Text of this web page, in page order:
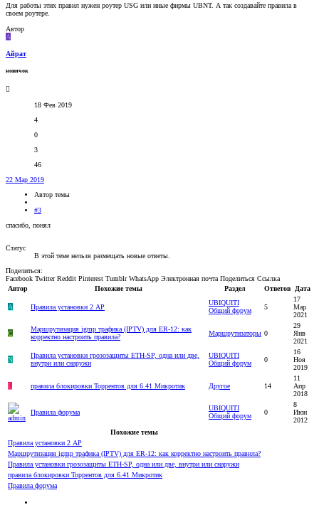
Для работы этих правил нужен роутер USG или иные фирмы UBNT. А так создавайте правила в
своем роутере.
Автор
А
Айрат
новичок
18 Фев 2019
4
0
3
46
22 Мар 2019
Автор темы
#3
спасибо, понял
Статус
В этой теме нельзя размещать новые ответы.
Поделиться:
Facebook Twitter Reddit Pinterest Tumblr WhatsApp Электронная почта Поделиться Ссылка
Автор
Похожие темы Раздел Ответов Дата
A Правила установки 2 AP
UBIQUITI
Общий форум
5
17
Мар
2021
C
Маршрутизация igmp трафика (IPTV) для ER-12: как
корректно настроить правила?
Маршрутизаторы 0
29
Янв
2021
N
Правила установки грозозащиты ETH-SP, одна или две,
внутри или снаружи
UBIQUITI
Общий форум
0
16
Ноя
2019
L правила блокировки Торрентов для 6.41 Микротик Другое 14
11
Апр
2018
Правила форума
UBIQUITI
Общий форум
0
8
Июн
2012
Похожие темы
Правила установки 2 AP
Маршрутизация igmp трафика (IPTV) для ER-12: как корректно настроить правила?
Правила установки грозозащиты ETH-SP, одна или две, внутри или снаружи
правила блокировки Торрентов для 6.41 Микротик
Правила форума